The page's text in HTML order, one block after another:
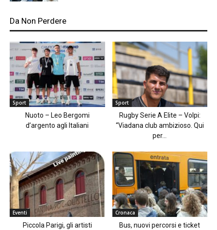
Da Non Perdere
Sport
Nuoto – Leo Bergomi
d’argento agli Italiani
Sport
Rugby Serie A Elite – Volpi:
“Viadana club ambizioso. Qui
per...
Eventi
Piccola Parigi, gli artisti
Cronaca
Bus, nuovi percorsi e ticket